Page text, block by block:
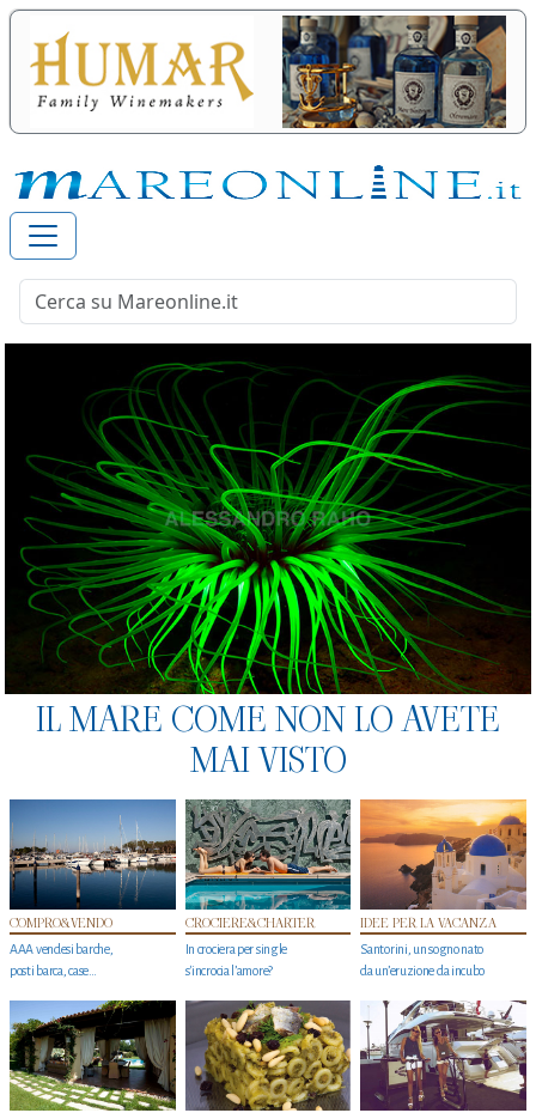
IL MARE COME NON LO AVETE
MAI VISTO
COMPRO&VENDO
AAA vendesi barche,
posti barca, case…
CROCIERE&CHARTER
In crociera per single
s'incrocia l’amore?
IDEE PER LA VACANZA
Santorini, un sogno nato
da un’eruzione da incubo